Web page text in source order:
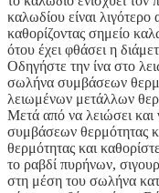
καλωδίου είναι
καθορίζοντας σημείο
ότου έχει φθάσει η
Οδηγήστε την ίνα στο
σωλήνα συμβάσεων
λειωμένων μετάλλων
Μετά από να λειώσει και
συμβάσεων θερμότητας
θερμότητας και
το ραβδί πυρήνων,
στη μέση του σωλήνα